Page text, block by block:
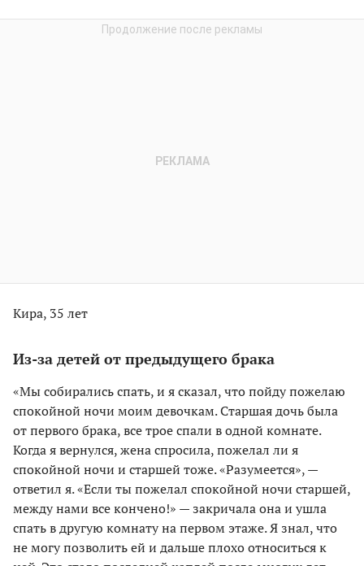
Кира, 35 лет
Из-за детей от предыдущего брака
«Мы собирались спать, и я сказал, что пойду пожелаю
спокойной ночи моим девочкам. Старшая дочь была
от первого брака, все трое спали в одной комнате.
Когда я вернулся, жена спросила, пожелал ли я
спокойной ночи и старшей тоже. «Разумеется», —
ответил я. «Если ты пожелал спокойной ночи старшей,
между нами все кончено!» — закричала она и ушла
спать в другую комнату на первом этаже. Я знал, что
не могу позволить ей и дальше плохо относиться к